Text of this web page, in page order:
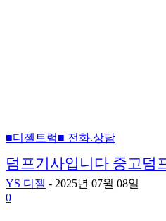
■디젤트럭■ 전화.상담
덤프기사입니다 중고덤
YS 디젤 - 2025년 07월 08일
0